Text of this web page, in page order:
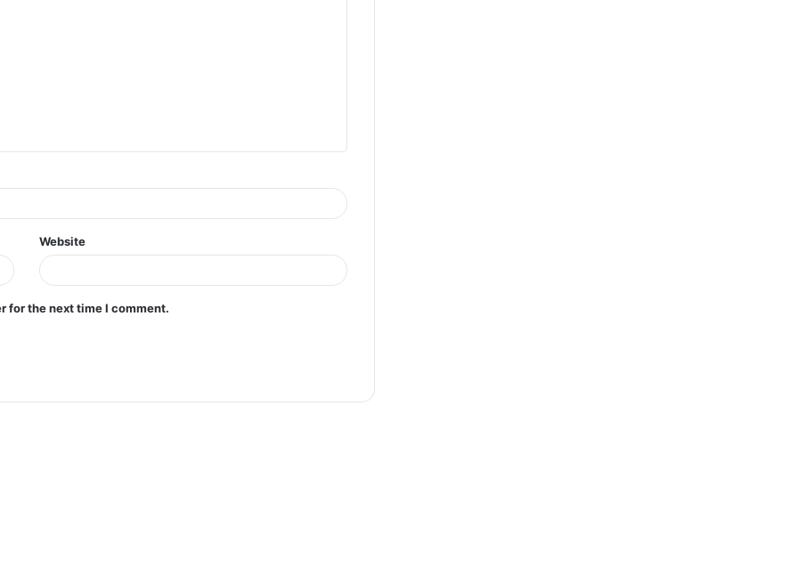
Website
for the next time I comment.